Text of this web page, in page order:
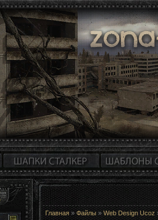
Главная » Файлы » Web Design Ucoz